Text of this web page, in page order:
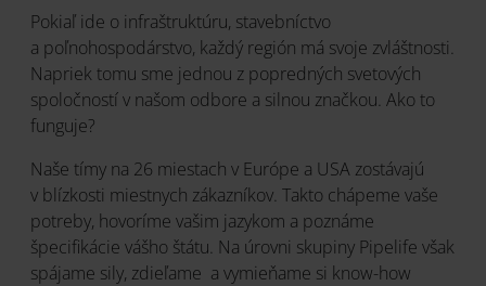
Pokiaľ ide o infraštruktúru, stavebníctvo
a poľnohospodárstvo, každý región má svoje zvláštnosti.
Napriek tomu sme jednou z popredných svetových
spoločností v našom odbore a silnou značkou. Ako to
funguje?
Naše tímy na 26 miestach v Európe a USA zostávajú
v blízkosti miestnych zákazníkov. Takto chápeme vaše
potreby, hovoríme vašim jazykom a poznáme
špecifikácie vášho štátu. Na úrovni skupiny Pipelife však
spájame sily, zdieľame a vymieňame si know-how